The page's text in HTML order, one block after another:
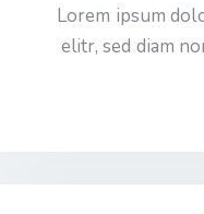
Lorem ipsum
elitr, sed diam